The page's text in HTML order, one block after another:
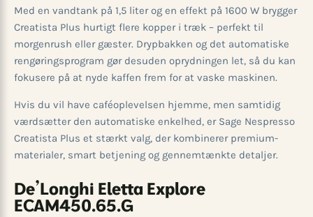
Med en vandtank på 1,5 liter og en effekt på 1600 W brygger
Creatista Plus hurtigt flere kopper i træk – perfekt til
morgenrush eller gæster. Drypbakken og det automatiske
rengøringsprogram gør desuden oprydningen let, så du kan
fokusere på at nyde kaffen frem for at vaske maskinen.
Hvis du vil have caféoplevelsen hjemme, men samtidig
værdsætter den automatiske enkelhed, er Sage Nespresso
Creatista Plus et stærkt valg, der kombinerer premium-
materialer, smart betjening og gennemtænkte detaljer.
De’Longhi Eletta Explore
ECAM450.65.G